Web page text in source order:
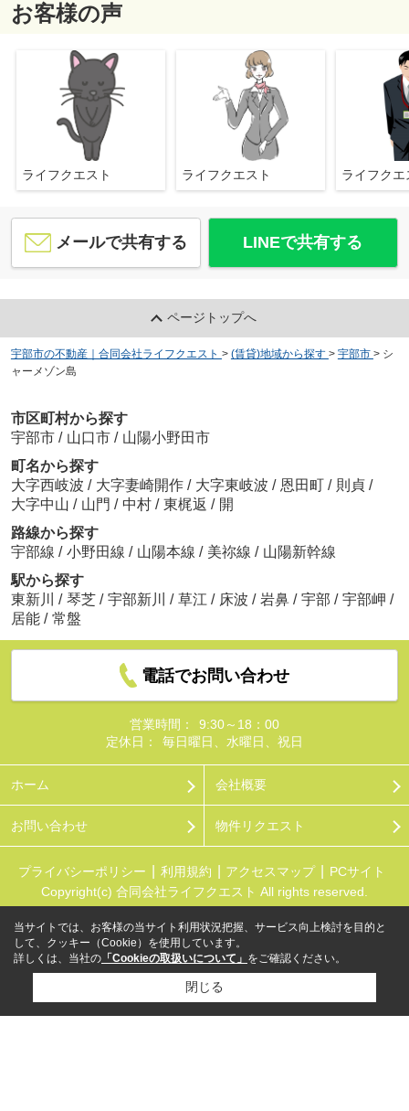
お客様の声
ライフクエスト ライフクエスト ライフク
メールで共有する LINEで共有する
ページトップへ
宇部市の不動産｜合同会社ライフクエスト > (賃貸)地域から探す > 宇部市 > シ
ャーメゾン島
市区町村から探す
宇部市 / 山口市 / 山陽小野田市
町名から探す
大字西岐波 / 大字妻崎開作 / 大字東岐波 / 恩田町 / 則貞 /
大字中山 / 山門 / 中村 / 東梶返 / 開
路線から探す
宇部線 / 小野田線 / 山陽本線 / 美祢線 / 山陽新幹線
駅から探す
東新川
/ 琴芝 / 宇部新川 / 草江 / 床波 / 岩鼻 / 宇部 / 宇部岬 /
居能 / 常盤
電話でお問い合わせ
営業時間：
9:30～18：00
定休日：
毎日曜日、水曜日、祝日
ホーム 会社概要
お問い合わせ 物件リクエスト
プライバシーポリシー 利用規約 アクセスマップ
PCサイト
Copyright(c) 合同会社ライフクエスト All rights reserved.
当サイトでは、お客様の当サイト利用状況把握、サービス向上検討を目的と
して、クッキー（Cookie）を使用しています。
詳しくは、当社の 「Cookieの取扱いについて」 をご確認ください。
閉じる